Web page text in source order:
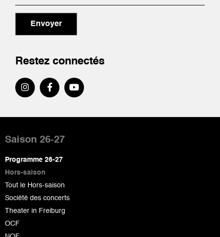
Envoyer
Restez connectés
de
page
Saison 26-27
Programme 26-27
Hors-saison
Tout le Hors-saison
Société des concerts
Theater in Freiburg
OCF